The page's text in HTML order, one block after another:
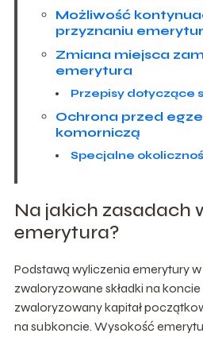
Możliwość
przyznaniu
Zmiana miejsca
emerytura
Przepisy dotyczące
Ochrona przed
komorniczą
Specjalne
Na jakich zasadach
emerytura?
Podstawą wyliczenia emerytury w
zwaloryzowane składki na
zwaloryzowany kapitał
na subkoncie. Wysokość